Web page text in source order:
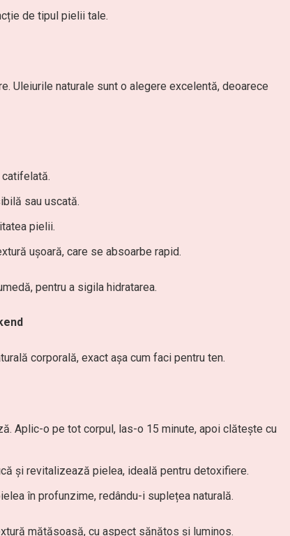
de tipul pielii tale.
Uleiurile naturale sunt o alegere excelentă, deoarece
sau uscată.
pielii.
ușoară, care se absoarbe rapid.
pentru a sigila hidratarea.
corporală, exact așa cum faci pentru ten.
Aplic-o pe tot corpul, las-o 15 minute, apoi clătește cu
și revitalizează pielea, ideală pentru detoxifiere.
în profunzime, redându-i suplețea naturală.
mătăsoasă, cu aspect sănătos și luminos.